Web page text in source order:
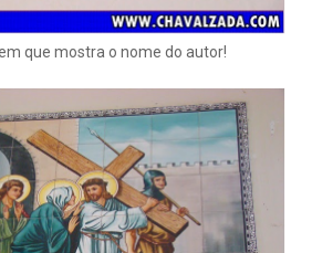
que mostra o nome do autor!